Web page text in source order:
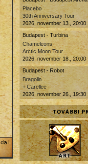
Placebo
30th Anniversary Tour
2026. november 13., 20:00
Budapest - Turbina
Chameleons
Arctic Moon Tour
2026. november 18., 20:00
Budapest - Robot
Bragolin
+ Carellee
2026. november 26., 19:30